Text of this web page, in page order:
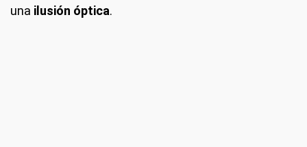
una ilusión óptica.